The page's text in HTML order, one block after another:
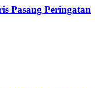
Pasang Peringatan